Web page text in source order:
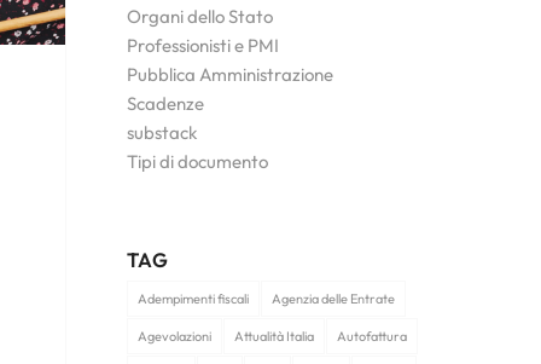
Organi dello Stato
Professionisti e PMI
Pubblica Amministrazione
Scadenze
substack
Tipi di documento
TAG
Adempimenti fiscali Agenzia delle Entrate
Agevolazioni Attualità Italia Autofattura